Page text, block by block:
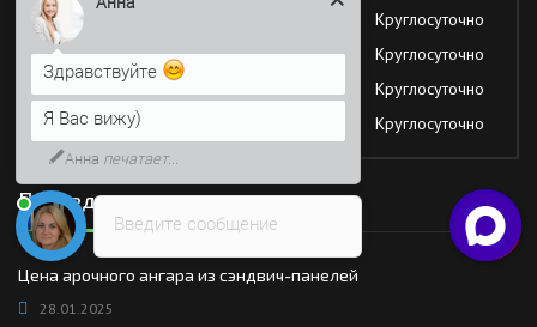
Четверг
Круглосуточно
Пятница
Круглосуточно
Суббота
Круглосуточно
Воскресение
Круглосуточно
Последние новости
Цена арочного ангара из сэндвич-панелей
28.01.2025
Введите сообщение
Здравствуйте
Я Вас вижу)
Анна печатает...